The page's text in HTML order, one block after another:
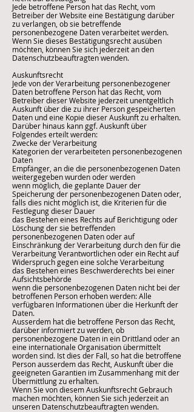
Jede betroffene Person hat das Recht, vom
Betreiber der Website eine Bestätigung darüber
zu verlangen, ob sie betreffende
personenbezogene Daten verarbeitet werden.
Wenn Sie dieses Bestätigungsrecht ausüben
möchten, können Sie sich jederzeit an den
Datenschutzbeauftragten wenden.
Auskunftsrecht
Jede von der Verarbeitung personenbezogener
Daten betroffene Person hat das Recht, vom
Betreiber dieser Website jederzeit unentgeltlich
Auskunft über die zu ihrer Person gespeicherten
Daten und eine Kopie dieser Auskunft zu erhalten.
Darüber hinaus kann ggf. Auskunft über
Folgendes erteilt werden:
Zwecke der Verarbeitung
Kategorien der verarbeiteten personenbezogenen
Daten
Empfänger, an die die personenbezogenen Daten
weitergegeben wurden oder werden
wenn möglich, die geplante Dauer der
Speicherung der personenbezogenen Daten oder,
falls dies nicht möglich ist, die Kriterien für die
Festlegung dieser Dauer
das Bestehen eines Rechts auf Berichtigung oder
Löschung der sie betreffenden
personenbezogenen Daten oder auf
Einschränkung der Verarbeitung durch den für die
Verarbeitung Verantwortlichen oder ein Recht auf
Widerspruch gegen eine solche Verarbeitung
das Bestehen eines Beschwerderechts bei einer
Aufsichtsbehörde
wenn die personenbezogenen Daten nicht bei der
betroffenen Person erhoben werden: Alle
verfügbaren Informationen über die Herkunft der
Daten.
Ausserdem hat die betroffene Person das Recht,
darüber informiert zu werden, ob
personenbezogene Daten in ein Drittland oder an
eine internationale Organisation übermittelt
worden sind. Ist dies der Fall, so hat die betroffene
Person ausserdem das Recht, Auskunft über die
geeigneten Garantien im Zusammenhang mit der
Übermittlung zu erhalten.
Wenn Sie von diesem Auskunftsrecht Gebrauch
machen möchten, können Sie sich jederzeit an
unseren Datenschutzbeauftragten wenden.